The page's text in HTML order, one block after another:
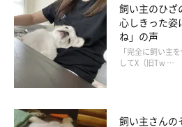
飼い主のひ
心しきった姿
ね」の声
「完全に飼い主
してX（旧Tw …
飼い主さんの